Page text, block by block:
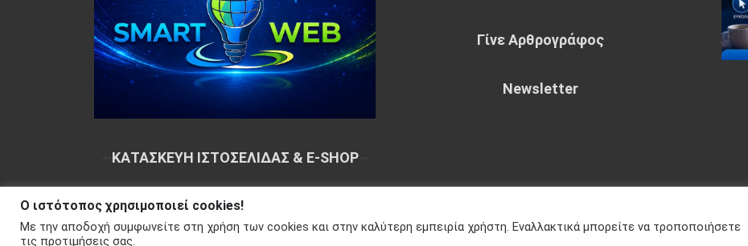
ΚΑΤΑΣΚΕΥΗ ΙΣΤΟΣΕΛΙΔΑΣ & E-SHOP~
Γίνε Αρθρογράφος
Newsletter
Copyright © 2026 Your e-articles - WordPress Theme : by Sparkle Themes
Πολιτική
Απορρήτου
Ο ιστότοπος χρησιμοποιεί cookies!
Με την αποδοχή συμφωνείτε στη χρήση των cookies και στην καλύτερη εμπειρία χρήστη. Εναλλακτικά μπορείτε να τροποποιήσετε
τις προτιμήσεις σας.